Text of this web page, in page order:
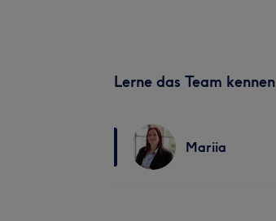
Lerne das Team kennen
Mariia